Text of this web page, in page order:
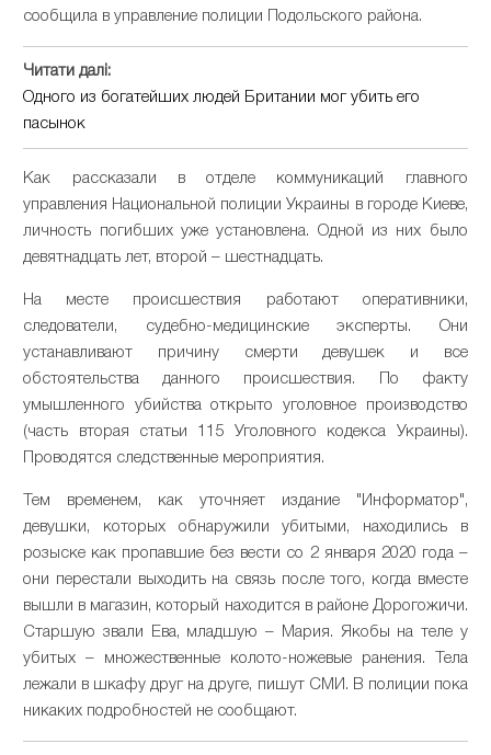
сообщила в управление полиции Подольского района.
Читати далі:
Одного из богатейших людей Британии мог убить его
пасынок
Как рассказали в отделе коммуникаций главного
управления Национальной полиции Украины в городе Киеве,
личность погибших уже установлена. Одной из них было
девятнадцать лет, второй – шестнадцать.
На месте происшествия работают оперативники,
следователи, судебно-медицинские эксперты. Они
устанавливают причину смерти девушек и все
обстоятельства данного происшествия. По факту
умышленного убийства открыто уголовное производство
(часть вторая статьи 115 Уголовного кодекса Украины).
Проводятся следственные мероприятия.
Тем временем, как уточняет издание "Информатор",
девушки, которых обнаружили убитыми, находились в
розыске как пропавшие без вести со 2 января 2020 года –
они перестали выходить на связь после того, когда вместе
вышли в магазин, который находится в районе Дорогожичи.
Старшую звали Ева, младшую – Мария. Якобы на теле у
убитых – множественные колото-ножевые ранения. Тела
лежали в шкафу друг на друге, пишут СМИ. В полиции пока
никаких подробностей не сообщают.